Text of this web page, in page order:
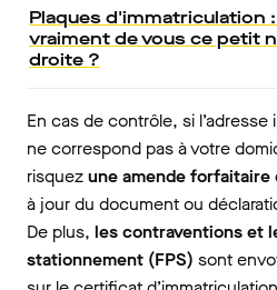
Plaques d'immatriculation
vraiment de vous ce petit
droite ?
En cas de contrôle, si
ne correspond pas à votre
risquezune amende forfaitaire
à jour du document ou
De plus, les contraventions et
stationnement (FPS) sont